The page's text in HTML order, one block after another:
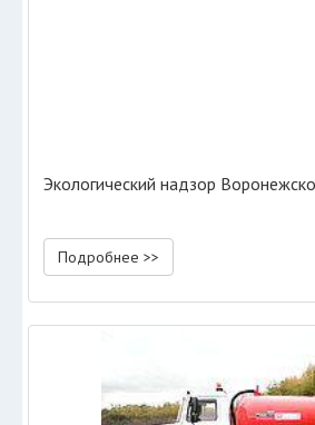
Экологический надзор
Подробнее >>